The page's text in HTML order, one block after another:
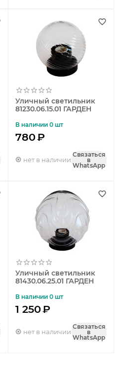
Уличный светильник
81230.06.15.01 ГАРДЕН
В наличии 0 шт
780₽
нет в наличии
Связаться
в
WhatsApp
Уличный светильник
81430.06.25.01 ГАРДЕН
В наличии 0 шт
1 250₽
нет в наличии
Связаться
в
WhatsApp